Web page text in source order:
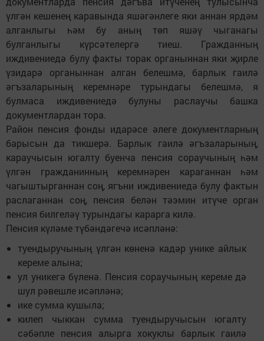
үлгән кешенең каравында яшәгәнлеге яки аннан ярдәм
алганлыгы һәм бу аның төп яшәү чыганагы
булганлыгы күрсәтелергә тиеш. Гражданның
иждивениедә булу факты торак органыннан яки җирле
үзидарә органыннан алган белешмә, барлык гаилә
әгъзаларының керемнәре турындагы белешмә, я
булмаса иждивениедә булуны раслаучы башка
документлардан тора.
Район пенсия фонды идарәсе әлеге документларның
барысын да тикшерә. Барлык гаилә әгъзаларының,
караучысын югалту буенча пенсия сораучының һәм
үлгән гражданинның керемнәрен караганнан һәм
чагыштырганнан соң, ягъни иждивениедә булу фактын
раслаганнан соң, пенсия белән тәэмин итүче орган
пенсия билгеләү турындагы карарга килә.
Пенсия күләме түбәндәгечә исәпләнә:
туендыручының үлгән көненә кадәр унике айлык
кереме алына;
ул уникегә бүленә. Пенсия сораучының кереме дә
шул рәвешле исәпләнә;
ике сумма кушыла;
килеп чыккан сумма туендыручысын югалту
сәбәпле пенсия алырга хокуклы барлык гаилә